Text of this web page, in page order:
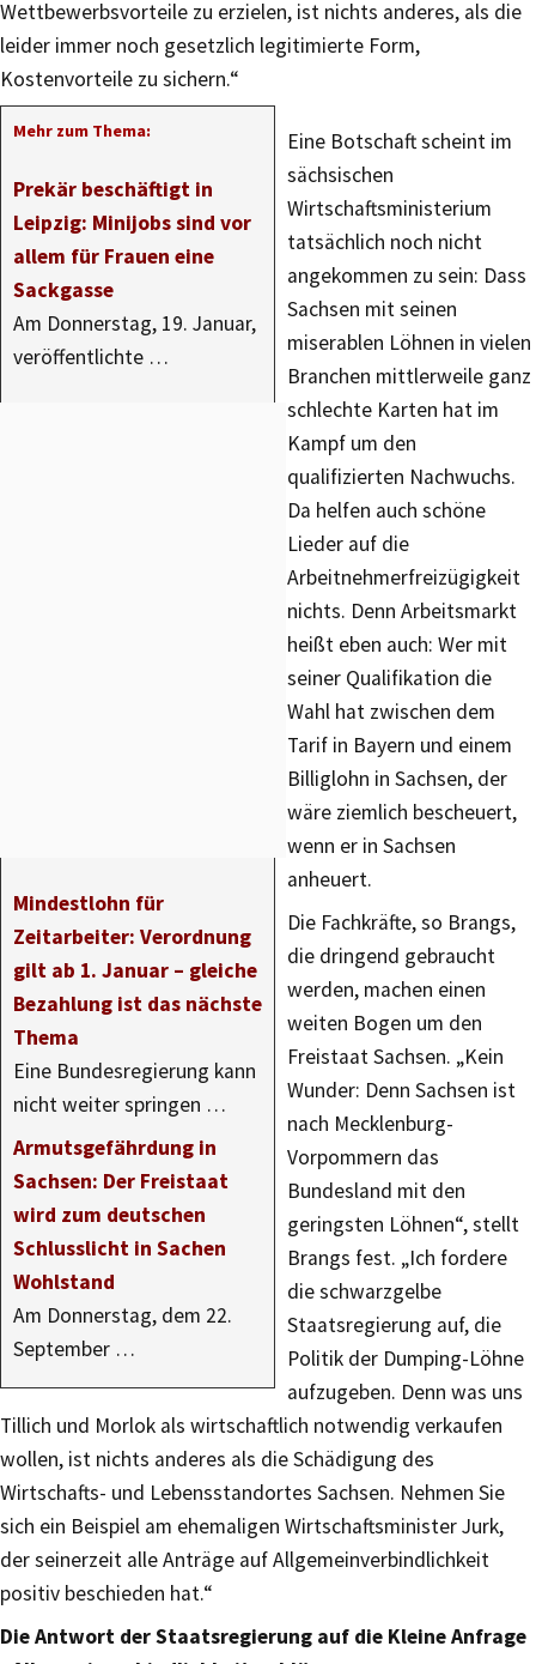
Wettbewerbsvorteile zu erzielen, ist nichts anderes, als die
leider immer noch gesetzlich legitimierte Form,
Kostenvorteile zu sichern.“
Mehr zum Thema:
Prekär beschäftigt in
Leipzig: Minijobs sind vor
allem für Frauen eine
Sackgasse
Am Donnerstag, 19. Januar,
veröffentlichte …
Mindestlohn für
Zeitarbeiter: Verordnung
gilt ab 1. Januar – gleiche
Bezahlung ist das nächste
Thema
Eine Bundesregierung kann
nicht weiter springen …
Armutsgefährdung in
Sachsen: Der Freistaat
wird zum deutschen
Schlusslicht in Sachen
Wohlstand
Am Donnerstag, dem 22.
September …
Eine Botschaft scheint im
sächsischen
Wirtschaftsministerium
tatsächlich noch nicht
angekommen zu sein: Dass
Sachsen mit seinen
miserablen Löhnen in vielen
Branchen mittlerweile ganz
schlechte Karten hat im
Kampf um den
qualifizierten Nachwuchs.
Da helfen auch schöne
Lieder auf die
Arbeitnehmerfreizügigkeit
nichts. Denn Arbeitsmarkt
heißt eben auch: Wer mit
seiner Qualifikation die
Wahl hat zwischen dem
Tarif in Bayern und einem
Billiglohn in Sachsen, der
wäre ziemlich bescheuert,
wenn er in Sachsen
anheuert.
Die Fachkräfte, so Brangs,
die dringend gebraucht
werden, machen einen
weiten Bogen um den
Freistaat Sachsen. „Kein
Wunder: Denn Sachsen ist
nach Mecklenburg-
Vorpommern das
Bundesland mit den
geringsten Löhnen“, stellt
Brangs fest. „Ich fordere
die schwarzgelbe
Staatsregierung auf, die
Politik der Dumping-Löhne
aufzugeben. Denn was uns
Tillich und Morlok als wirtschaftlich notwendig verkaufen
wollen, ist nichts anderes als die Schädigung des
Wirtschafts- und Lebensstandortes Sachsen. Nehmen Sie
sich ein Beispiel am ehemaligen Wirtschaftsminister Jurk,
der seinerzeit alle Anträge auf Allgemeinverbindlichkeit
positiv beschieden hat.“
Die Antwort der Staatsregierung auf die Kleine Anfrage